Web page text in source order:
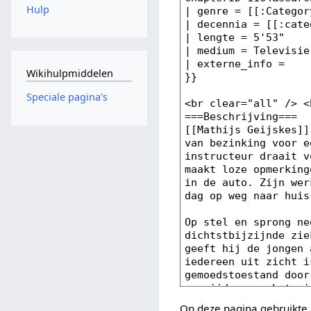
Op deze pagina gebruikte
Hulp
Wikihulpmiddelen
Speciale pagina's